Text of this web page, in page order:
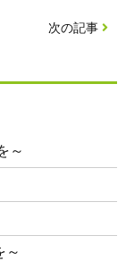
次の記事
～
～